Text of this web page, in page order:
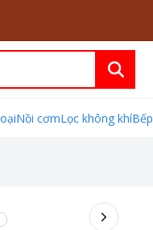
Nồi cơmLọc không khíBếp